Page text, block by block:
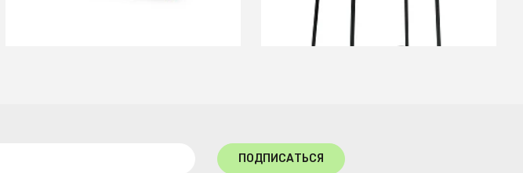
В КОРЗИНУ
ПОДПИСАТЬСЯ